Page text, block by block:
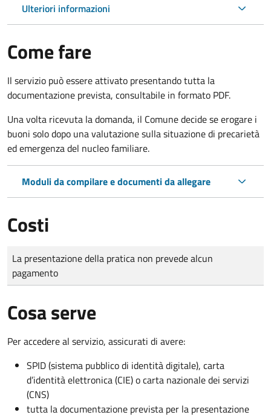
Ulteriori informazioni
Come fare
Il servizio può essere attivato presentando tutta la
documentazione prevista, consultabile in formato PDF.
Una volta ricevuta la domanda, il Comune decide se erogare i
buoni solo dopo una valutazione sulla situazione di precarietà
ed emergenza del nucleo familiare.
Moduli da compilare e documenti da allegare
Costi
Tipo di pagamento
Importo
La presentazione della pratica non prevede alcun
pagamento
Cosa serve
Per accedere al servizio, assicurati di avere:
SPID (sistema pubblico di identità digitale), carta
d’identità elettronica (CIE) o carta nazionale dei servizi
(CNS)
tutta la documentazione prevista per la presentazione